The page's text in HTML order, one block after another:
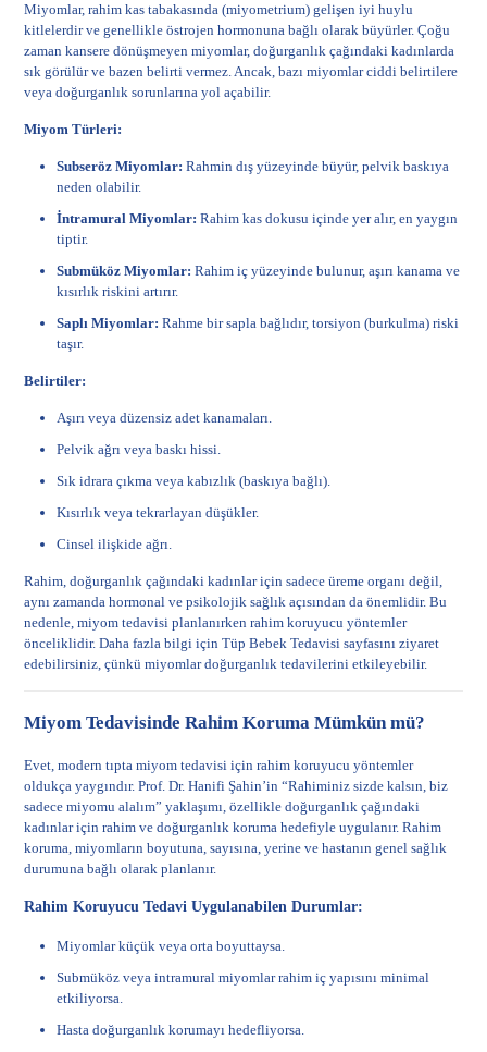
Miyomlar, rahim kas tabakasında (miyometrium) gelişen iyi huylu
kitlelerdir ve genellikle östrojen hormonuna bağlı olarak büyürler. Çoğu
zaman kansere dönüşmeyen miyomlar, doğurganlık çağındaki kadınlarda
sık görülür ve bazen belirti vermez. Ancak, bazı miyomlar ciddi belirtilere
veya doğurganlık sorunlarına yol açabilir.
Miyom Türleri:
Subseröz Miyomlar: Rahmin dış yüzeyinde büyür, pelvik baskıya
neden olabilir.
İntramural Miyomlar: Rahim kas dokusu içinde yer alır, en yaygın
tiptir.
Submüköz Miyomlar: Rahim iç yüzeyinde bulunur, aşırı kanama ve
kısırlık riskini artırır.
Saplı Miyomlar: Rahme bir sapla bağlıdır, torsiyon (burkulma) riski
taşır.
Belirtiler:
Aşırı veya düzensiz adet kanamaları.
Pelvik ağrı veya baskı hissi.
Sık idrara çıkma veya kabızlık (baskıya bağlı).
Kısırlık veya tekrarlayan düşükler.
Cinsel ilişkide ağrı.
Rahim, doğurganlık çağındaki kadınlar için sadece üreme organı değil,
aynı zamanda hormonal ve psikolojik sağlık açısından da önemlidir. Bu
nedenle, miyom tedavisi planlanırken rahim koruyucu yöntemler
önceliklidir. Daha fazla bilgi içinTüp Bebek Tedavisi sayfasını ziyaret
edebilirsiniz, çünkü miyomlar doğurganlık tedavilerini etkileyebilir.
Miyom Tedavisinde Rahim Koruma Mümkün mü?
Evet, modern tıpta miyom tedavisi için rahim koruyucu yöntemler
oldukça yaygındır. Prof. Dr. Hanifi Şahin’in “Rahiminiz sizde kalsın, biz
sadece miyomu alalım” yaklaşımı, özellikle doğurganlık çağındaki
kadınlar için rahim ve doğurganlık koruma hedefiyle uygulanır. Rahim
koruma, miyomların boyutuna, sayısına, yerine ve hastanın genel sağlık
durumuna bağlı olarak planlanır.
Rahim Koruyucu Tedavi Uygulanabilen Durumlar:
Miyomlar küçük veya orta boyuttaysa.
Submüköz veya intramural miyomlar rahim iç yapısını minimal
etkiliyorsa.
Hasta doğurganlık korumayı hedefliyorsa.